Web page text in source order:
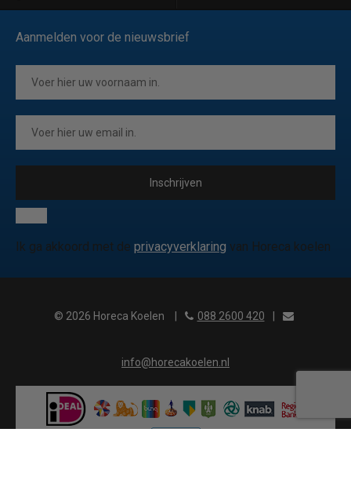
Aanmelden voor de nieuwsbrief
Inschrijven
Ik ga akkoord met de privacyverklaring van Horeca koelen
© 2026 Horeca Koelen 088 2600 420
info@horecakoelen.nl